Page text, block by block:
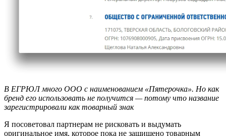
В ЕГРЮЛ много ООО с наименованием «Пятерочка». Но как
бренд его использовать не получится — потому что название
зарегистрировали как товарный знак
Я посоветовал партнерам не рисковать и выдумать
оригинальное имя, которое пока не защищено товарным